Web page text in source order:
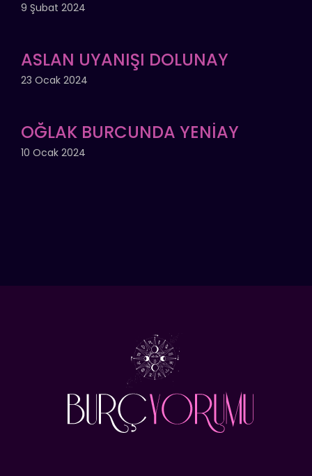
9 Şubat 2024
ASLAN UYANIŞI DOLUNAY
23 Ocak 2024
OĞLAK BURCUNDA YENİAY
10 Ocak 2024